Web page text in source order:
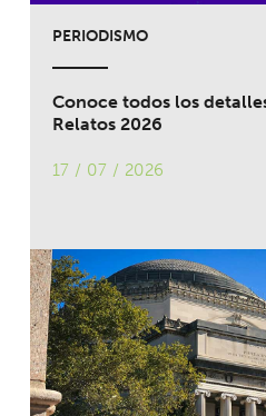
PERIODISMO
Conoce todos los
Relatos 2026
17 / 07 / 2026